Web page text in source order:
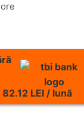
LEI / lună